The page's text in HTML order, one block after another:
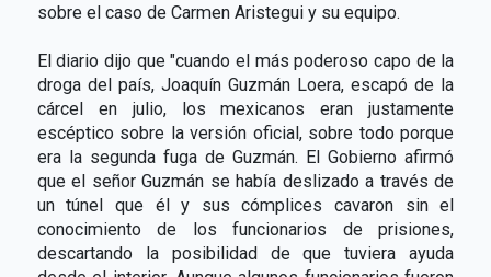
sobre el caso de Carmen Aristegui y su equipo.
El diario dijo que "cuando el más poderoso capo de la
droga del país, Joaquín Guzmán Loera, escapó de la
cárcel en julio, los mexicanos eran justamente
escéptico sobre la versión oficial, sobre todo porque
era la segunda fuga de Guzmán. El Gobierno afirmó
que el señor Guzmán se había deslizado a través de
un túnel que él y sus cómplices cavaron sin el
conocimiento de los funcionarios de prisiones,
descartando la posibilidad de que tuviera ayuda